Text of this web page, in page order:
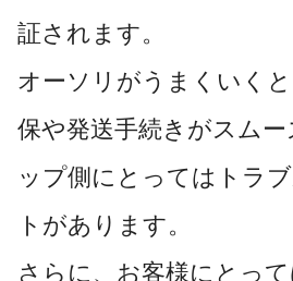
証されます。
オーソリがうまくいく
保や発送手続きがスムー
ップ側にとってはトラ
トがあります。
さらに、お客様にとっ